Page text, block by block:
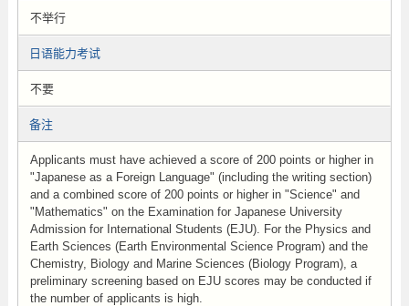
不举行
日语能力考试
不要
备注
Applicants must have achieved a score of 200 points or higher in
"Japanese as a Foreign Language" (including the writing section)
and a combined score of 200 points or higher in "Science" and
"Mathematics" on the Examination for Japanese University
Admission for International Students (EJU). For the Physics and
Earth Sciences (Earth Environmental Science Program) and the
Chemistry, Biology and Marine Sciences (Biology Program), a
preliminary screening based on EJU scores may be conducted if
the number of applicants is high.